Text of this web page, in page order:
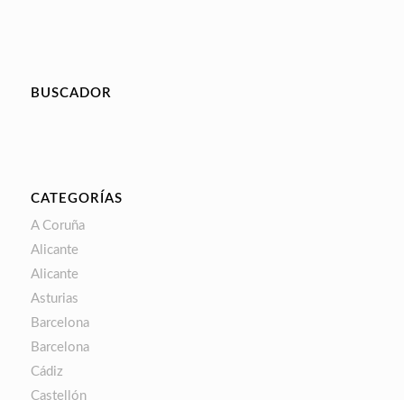
BUSCADOR
CATEGORÍAS
A Coruña
Alicante
Alicante
Asturias
Barcelona
Barcelona
Cádiz
Castellón